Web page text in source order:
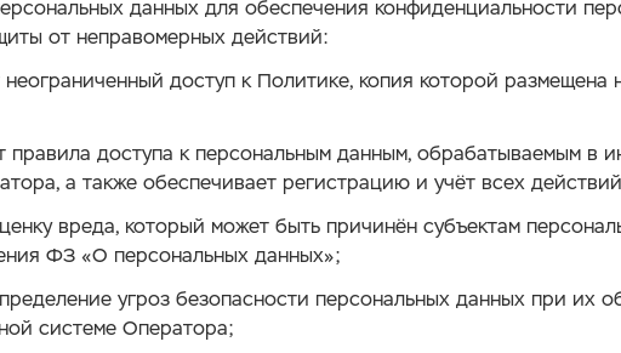
данных для обеспечения конфиденциальности
от неправомерных действий:
доступ к Политике, копия которой размещена
правила доступа к персональным данным, обрабатываемым в
а также обеспечивает регистрацию и учёт всех
вреда, который может быть причинён субъектам
ФЗ «О персональных данных»;
угроз безопасности персональных данных при их
системе Оператора;